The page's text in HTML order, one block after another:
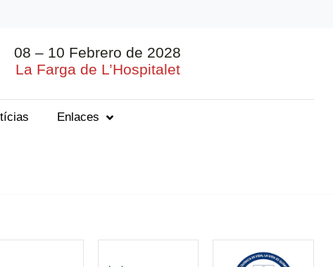
08 – 10 Febrero de 2028
La Farga de L’Hospitalet
Enlaces